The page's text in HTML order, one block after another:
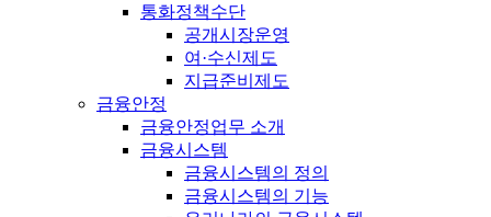
통화정책수단
공개시장운영
여·수신제도
지급준비제도
금융안정
금융안정업무 소개
금융시스템
금융시스템의 정의
금융시스템의 기능